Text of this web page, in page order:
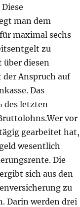
man dem
maximal sechs
zu
über diesen
Anspruch auf
Das
des letzten
vor
gearbeitet hat,
wesentlich
Die
sich aus den
zu
Darin werden drei